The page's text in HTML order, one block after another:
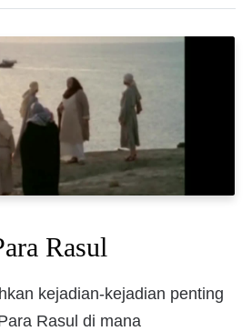
Rasul
kejadian-kejadian penting
Rasul di mana